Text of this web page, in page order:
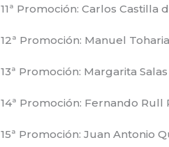
11ª Promoción: Carlos Castilla
12ª Promoción: Manuel
13ª Promoción: Margarita
14ª Promoción: Fernando
15ª Promoción: Juan Antonio